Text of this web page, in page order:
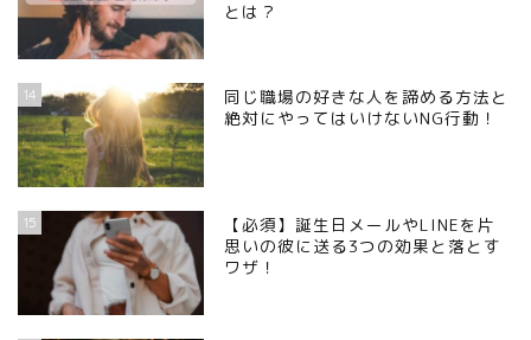
とは？
14
同じ職場の好きな人を諦める方法と
絶対にやってはいけないNG行動！
15
【必須】誕生日メールやLINEを片
思いの彼に送る3つの効果と落とす
ワザ！